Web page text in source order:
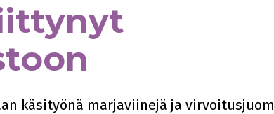
käsityönä marjaviinejä ja